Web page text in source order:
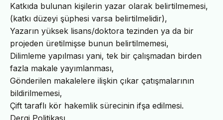
Katkıda bulunan kişilerin yazar olarak belirtilmemesi,
(katkı düzeyi şüphesi varsa belirtilmelidir),
Yazarın yüksek lisans/doktora tezinden ya da bir
projeden üretilmişse bunun belirtilmemesi,
Dilimleme yapılması yani, tek bir çalışmadan birden
fazla makale yayımlanması,
Gönderilen makalelere ilişkin çıkar çatışmalarının
bildirilmemesi,
Çift taraflı kör hakemlik sürecinin ifşa edilmesi.
Dergi Politikası